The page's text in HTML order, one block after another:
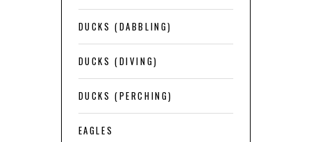
DUCKS (DABBLING)
DUCKS (DIVING)
DUCKS (PERCHING)
EAGLES